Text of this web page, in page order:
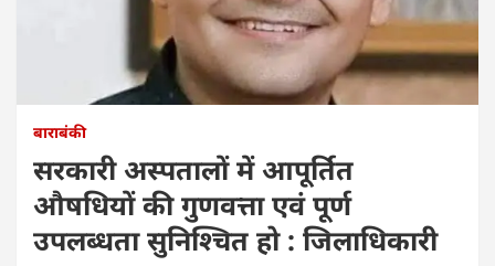
बाराबंकी
सरकारी अस्पतालों में आपूर्तित
औषधियों की गुणवत्ता एवं पूर्ण
उपलब्धता सुनिश्चित हो : जिलाधिकारी